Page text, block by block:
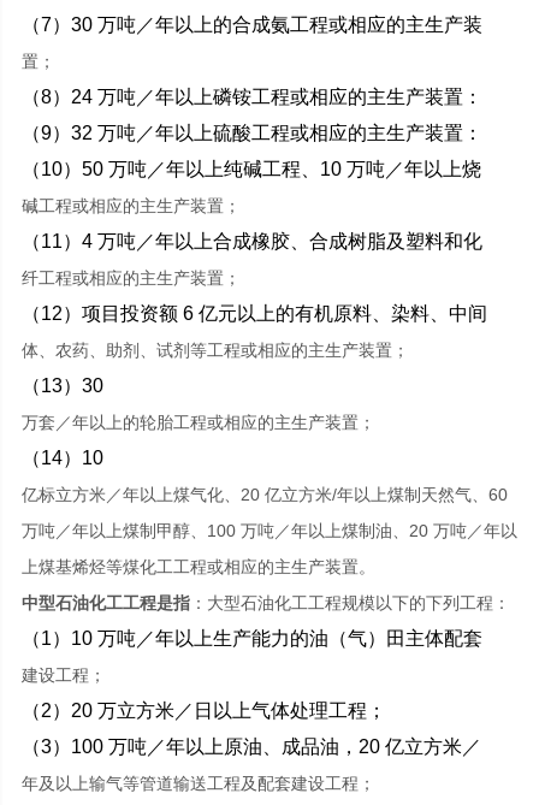
（7）30 万吨／年以上的合成氨工程或相应的主生产装
置；
（8）24 万吨／年以上磷铵工程或相应的主生产装置：
（9）32 万吨／年以上硫酸工程或相应的主生产装置：
（10）50 万吨／年以上纯碱工程、10 万吨／年以上烧
碱工程或相应的主生产装置；
（11）4 万吨／年以上合成橡胶、合成树脂及塑料和化
纤工程或相应的主生产装置；
（12）项目投资额 6 亿元以上的有机原料、染料、中间
体、农药、助剂、试剂等工程或相应的主生产装置；
（13）30
万套／年以上的轮胎工程或相应的主生产装置；
（14）10
亿标立方米／年以上煤气化、20 亿立方米/年以上煤制天然气、60
万吨／年以上煤制甲醇、100 万吨／年以上煤制油、20 万吨／年以
上煤基烯烃等煤化工工程或相应的主生产装置。
中型石油化工工程是指：大型石油化工工程规模以下的下列工程：
（1）10 万吨／年以上生产能力的油（气）田主体配套
建设工程；
（2）20 万立方米／日以上气体处理工程；
（3）100 万吨／年以上原油、成品油，20 亿立方米／
年及以上输气等管道输送工程及配套建设工程；